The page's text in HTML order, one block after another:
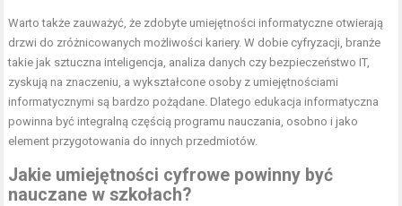
Warto także zauważyć, że zdobyte umiejętności informatyczne otwierają
drzwi do zróżnicowanych możliwości kariery. W dobie cyfryzacji, branże
takie jak sztuczna inteligencja, analiza danych czy bezpieczeństwo IT,
zyskują na znaczeniu, a wykształcone osoby z umiejętnościami
informatycznymi są bardzo pożądane. Dlatego edukacja informatyczna
powinna być integralną częścią programu nauczania, osobno i jako
element przygotowania do innych przedmiotów.
Jakie umiejętności cyfrowe powinny być
nauczane w szkołach?